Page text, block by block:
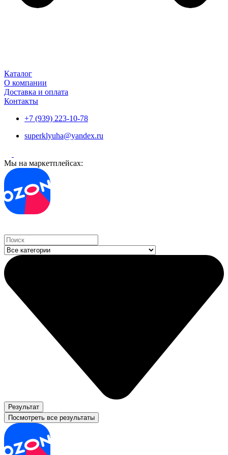
Каталог
О компании
Доставка и оплата
Контакты
+7 (939) 223-10-78
superklyuha@yandex.ru
Мы на маркетплейсах:
Search
...
Результат
Посмотреть все результаты